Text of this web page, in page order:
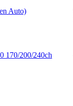
Auto)
170/200/240ch